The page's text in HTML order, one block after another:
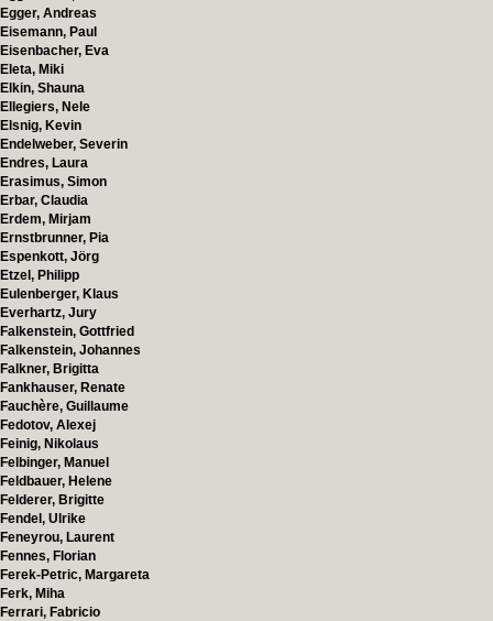
Egger, Andreas
Eisemann, Paul
Eisenbacher, Eva
Eleta, Miki
Elkin, Shauna
Ellegiers, Nele
Elsnig, Kevin
Endelweber, Severin
Endres, Laura
Erasimus, Simon
Erbar, Claudia
Erdem, Mirjam
Ernstbrunner, Pia
Espenkott, Jörg
Etzel, Philipp
Eulenberger, Klaus
Everhartz, Jury
Falkenstein, Gottfried
Falkenstein, Johannes
Falkner, Brigitta
Fankhauser, Renate
Fauchère, Guillaume
Fedotov, Alexej
Feinig, Nikolaus
Felbinger, Manuel
Feldbauer, Helene
Felderer, Brigitte
Fendel, Ulrike
Feneyrou, Laurent
Fennes, Florian
Ferek-Petric, Margareta
Ferk, Miha
Ferrari, Fabricio